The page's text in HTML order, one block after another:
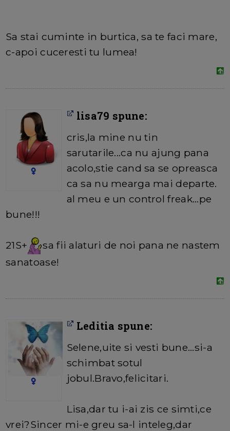
Sa stai cuminte in burtica, sa te faci mare,
c-apoi cuceresti tu lumea!
lisa79 spune:
cris,la mine nu tin
sarutarile...ca nu ajung pana
acolo,stie cand sa se opreasca
ca sa nu mearga mai departe.
al meu e un control freak...pe
bune!!!
21S+
sa fii alaturi de noi pana ne nastem
sanatoase!
Leditia spune:
Selene,uite si vesti bune...si-a
schimbat sotul
jobul.Bravo,felicitari.
Lisa,dar tu i-ai zis ce simti,ce
vrei?Sincer mi-e greu sa-l inteleg,dar